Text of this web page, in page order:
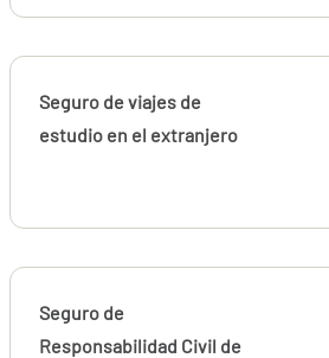
Seguro de viajes de
estudio en el extranjero
Seguro de
Responsabilidad Civil de